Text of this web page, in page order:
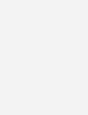
in Berlin und
in der Spree